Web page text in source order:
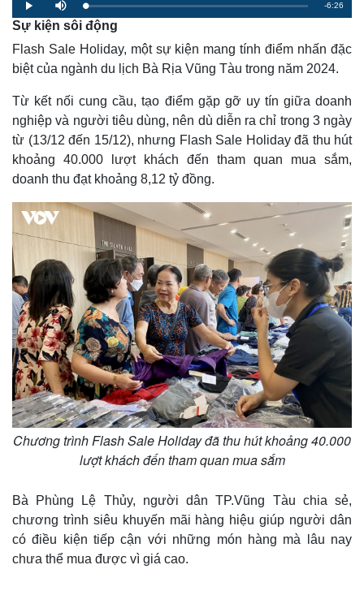
P
l
a
M
u
L
o
a
d
d
1
.
%
R
m
i
n
g
m
e
-6:26
Sự kiện sôi động
Flash Sale Holiday, một sự kiện mang tính điểm nhấn đặc
biệt của ngành du lịch Bà Rịa Vũng Tàu trong năm 2024.
Từ kết nối cung cầu, tạo điểm gặp gỡ uy tín giữa doanh
nghiệp và người tiêu dùng, nên dù diễn ra chỉ trong 3 ngày
từ (13/12 đến 15/12), nhưng Flash Sale Holiday đã thu hút
khoảng 40.000 lượt khách đến tham quan mua sắm,
doanh thu đạt khoảng 8,12 tỷ đồng.
Chương trình Flash Sale Holiday đã thu hút khoảng 40.000
lượt khách đến tham quan mua sắm
Bà Phùng Lệ Thủy, người dân TP.Vũng Tàu chia sẻ,
chương trình siêu khuyến mãi hàng hiệu giúp người dân
có điều kiện tiếp cận với những món hàng mà lâu nay
chưa thể mua được vì giá cao.